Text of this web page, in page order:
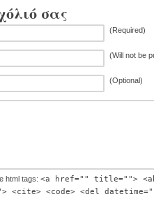
σας
(Required)
(Will not be
(Optional)
html tags: <a href="" title="">
<cite> <code> <del